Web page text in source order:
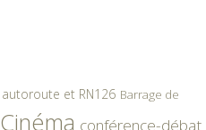
autoroute et RN126 Barrage de
Cinéma conférence-débat